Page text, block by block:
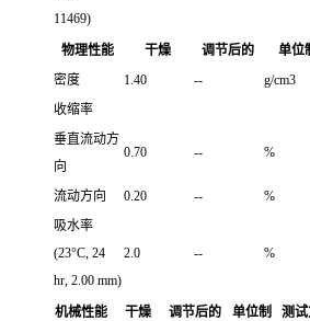
11469)
物理性能 干燥 调节后的 单位
密度
1.40 -- g/cm3
收缩率
垂直流动方
向
0.70 -- %
流动方向 0.20 -- %
吸水率
(23°C, 24
hr, 2.00 mm)
2.0 -- %
机械性能 干燥 调节后的 单位制 测